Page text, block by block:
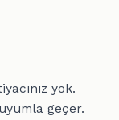
yok.
geçer.